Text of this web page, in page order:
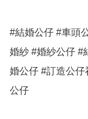
#結婚公仔 #車頭
婚紗 #婚紗公仔 #
婚公仔 #訂造公仔
公仔